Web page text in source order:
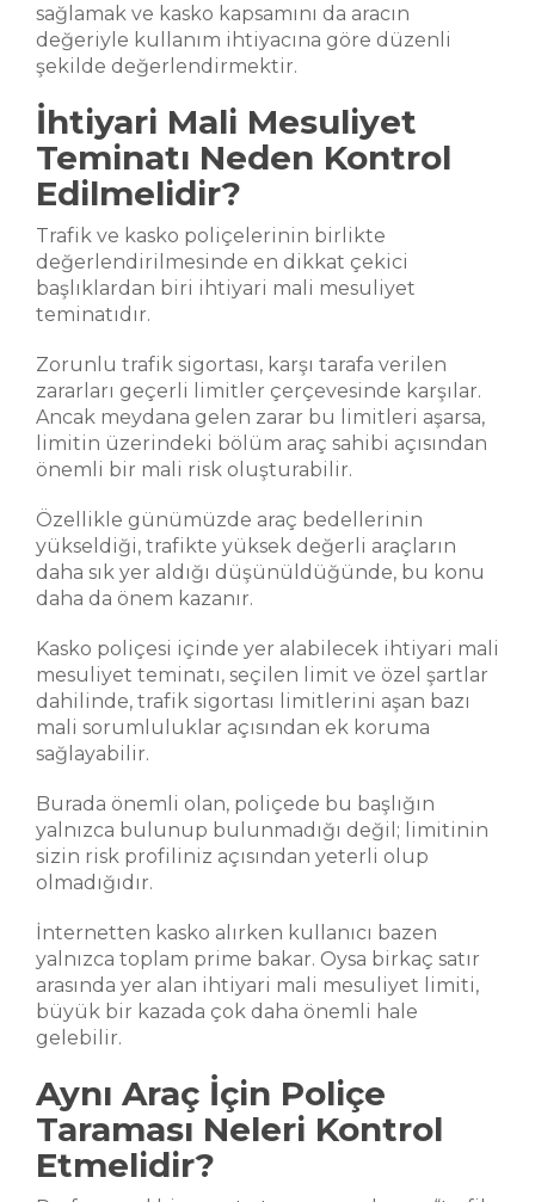
sağlamak ve kasko kapsamını da aracın
değeriyle kullanım ihtiyacına göre düzenli
şekilde değerlendirmektir.
İhtiyari Mali Mesuliyet
Teminatı Neden Kontrol
Edilmelidir?
Trafik ve kasko poliçelerinin birlikte
değerlendirilmesinde en dikkat çekici
başlıklardan biri ihtiyari mali mesuliyet
teminatıdır.
Zorunlu trafik sigortası, karşı tarafa verilen
zararları geçerli limitler çerçevesinde karşılar.
Ancak meydana gelen zarar bu limitleri aşarsa,
limitin üzerindeki bölüm araç sahibi açısından
önemli bir mali risk oluşturabilir.
Özellikle günümüzde araç bedellerinin
yükseldiği, trafikte yüksek değerli araçların
daha sık yer aldığı düşünüldüğünde, bu konu
daha da önem kazanır.
Kasko poliçesi içinde yer alabilecek ihtiyari mali
mesuliyet teminatı, seçilen limit ve özel şartlar
dahilinde, trafik sigortası limitlerini aşan bazı
mali sorumluluklar açısından ek koruma
sağlayabilir.
Burada önemli olan, poliçede bu başlığın
yalnızca bulunup bulunmadığı değil; limitinin
sizin risk profiliniz açısından yeterli olup
olmadığıdır.
İnternetten kasko alırken kullanıcı bazen
yalnızca toplam prime bakar. Oysa birkaç satır
arasında yer alan ihtiyari mali mesuliyet limiti,
büyük bir kazada çok daha önemli hale
gelebilir.
Aynı Araç İçin Poliçe
Taraması Neleri Kontrol
Etmelidir?